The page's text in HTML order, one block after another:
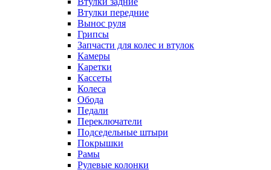
Втулки передние
Вынос руля
Грипсы
Запчасти для колес и втулок
Камеры
Каретки
Кассеты
Колеса
Обода
Педали
Переключатели
Подседельные штыри
Покрышки
Рамы
Рулевые колонки